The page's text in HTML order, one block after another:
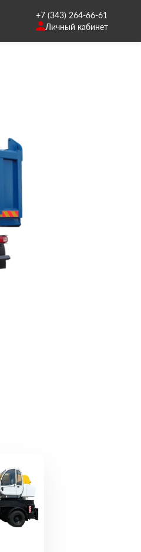
+7 (343) 264-66-61
Личный кабинет